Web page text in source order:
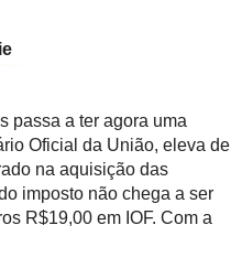
passa a ter agora uma
Oficial da União, eleva de
na aquisição das
imposto não chega a ser
R$19,00 em IOF. Com a